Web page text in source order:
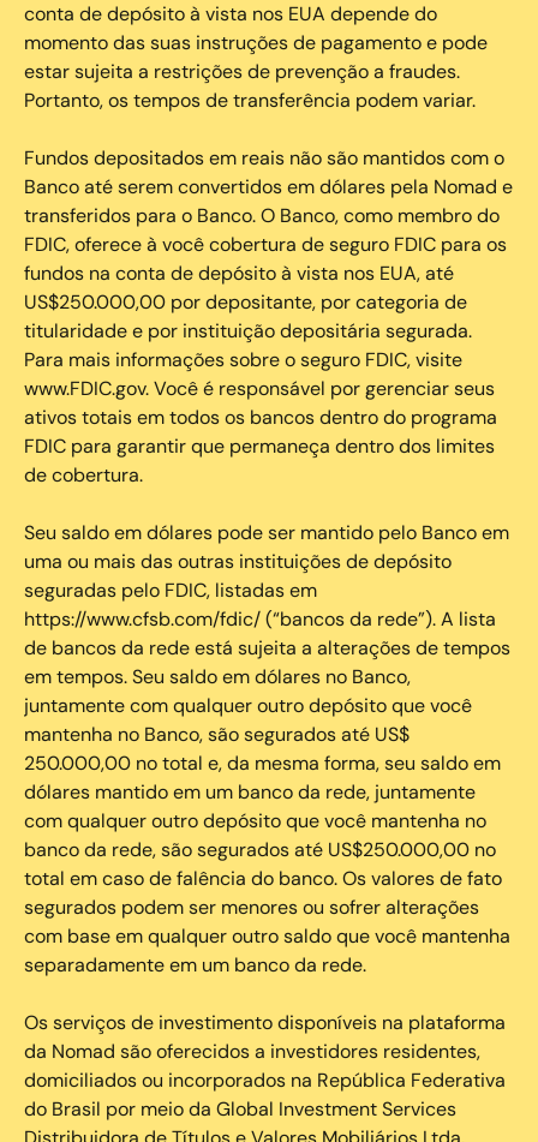
conta de depósito à vista nos EUA depende do
momento das suas instruções de pagamento e pode
estar sujeita a restrições de prevenção a fraudes.
Portanto, os tempos de transferência podem variar.
Fundos depositados em reais não são mantidos com o
Banco até serem convertidos em dólares pela Nomad e
transferidos para o Banco. O Banco, como membro do
FDIC, oferece à você cobertura de seguro FDIC para os
fundos na conta de depósito à vista nos EUA, até
US$250.000,00 por depositante, por categoria de
titularidade e por instituição depositária segurada.
Para mais informações sobre o seguro FDIC, visite
www.FDIC.gov. Você é responsável por gerenciar seus
ativos totais em todos os bancos dentro do programa
FDIC para garantir que permaneça dentro dos limites
de cobertura.
Seu saldo em dólares pode ser mantido pelo Banco em
uma ou mais das outras instituições de depósito
seguradas pelo FDIC, listadas em
https://www.cfsb.com/fdic/ (“bancos da rede”). A lista
de bancos da rede está sujeita a alterações de tempos
em tempos. Seu saldo em dólares no Banco,
juntamente com qualquer outro depósito que você
mantenha no Banco, são segurados até US$
250.000,00 no total e, da mesma forma, seu saldo em
dólares mantido em um banco da rede, juntamente
com qualquer outro depósito que você mantenha no
banco da rede, são segurados até US$250.000,00 no
total em caso de falência do banco. Os valores de fato
segurados podem ser menores ou sofrer alterações
com base em qualquer outro saldo que você mantenha
separadamente em um banco da rede.
Os serviços de investimento disponíveis na plataforma
da Nomad são oferecidos a investidores residentes,
domiciliados ou incorporados na República Federativa
do Brasil por meio da Global Investment Services